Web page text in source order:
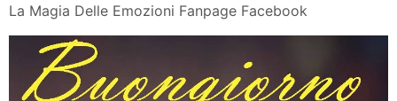
La Magia Delle Emozioni Fanpage Facebook